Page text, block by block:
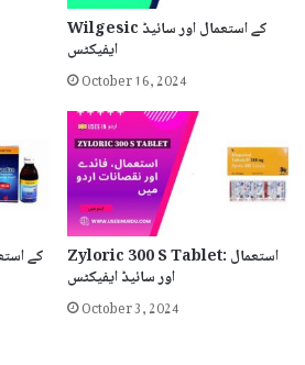
Wilgesic کے استعمال اور سائیڈ
ایفیکٹس
October 16, 2024
Zyloric 300 S Tablet: استعمال
اور سائیڈ ایفیکٹس
October 3, 2024